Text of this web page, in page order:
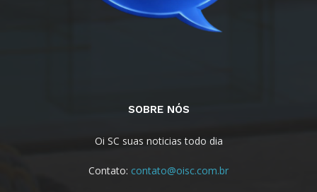
SOBRE NÓS
Oi SC suas noticias todo dia
Contato: contato@oisc.com.br